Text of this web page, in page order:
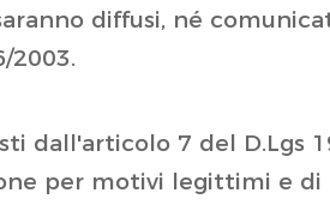
diffusi, né
2003.
dall'articolo 7 del D.Lgs
per motivi legittimi e